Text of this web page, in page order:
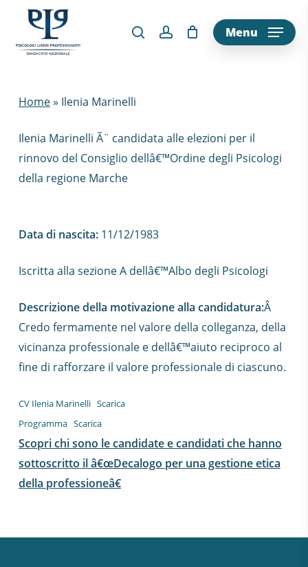
main
Menu
Home» Ilenia Marinelli
Ilenia Marinelli Ã¨ candidata alle elezioni per il
rinnovo del Consiglio dellâ€™Ordine degli Psicologi
della regione Marche
Data di nascita:11/12/1983
Iscritta alla sezione A dellâ€™Albo degli Psicologi
Descrizione della motivazione alla candidatura:Â
Credo fermamente nel valore della colleganza, della
vicinanza professionale e dellâ€™aiuto reciproco al
fine di rafforzare il valore professionale di ciascuno.
CV Ilenia Marinelli Scarica
Programma Scarica
Scopri chi sono le candidate e candidati che hanno
sottoscritto il â€œDecalogo per una gestione etica
della professioneâ€